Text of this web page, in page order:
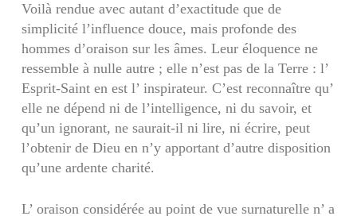
Voilà rendue avec autant d’exactitude que de
simplicité l’influence douce, mais profonde des
hommes d’oraison sur les âmes. Leur éloquence ne
ressemble à nulle autre ; elle n’est pas de la Terre : l’
Esprit-Saint en est l’ inspirateur. C’est reconnaître qu’
elle ne dépend ni de l’intelligence, ni du savoir, et
qu’un ignorant, ne saurait-il ni lire, ni écrire, peut
l’obtenir de Dieu en n’y apportant d’autre disposition
qu’une ardente charité.
L’ oraison considérée au point de vue surnaturelle n’ a